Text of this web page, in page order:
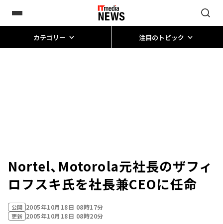
カテゴリー 注目のトピック
Nortel、Motorola元社長のザフィ
ロフスキ氏を社長兼CEOに任命
公開 2005年10月18日 08時17分
更新 2005年10月18日 08時20分